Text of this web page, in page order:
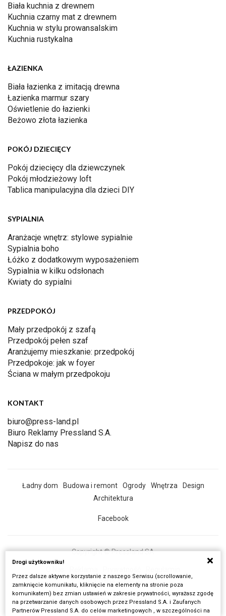
Biała kuchnia z drewnem
Kuchnia czarny mat z drewnem
Kuchnia w stylu prowansalskim
Kuchnia rustykalna
ŁAZIENKA
Biała łazienka z imitacją drewna
Łazienka marmur szary
Oświetlenie do łazienki
Beżowo złota łazienka
POKÓJ DZIECIĘCY
Pokój dziecięcy dla dziewczynek
Pokój młodzieżowy loft
Tablica manipulacyjna dla dzieci DIY
SYPIALNIA
Aranżacje wnętrz: stylowe sypialnie
Sypialnia boho
Łóżko z dodatkowym wyposażeniem
Sypialnia w kilku odsłonach
Kwiaty do sypialni
PRZEDPOKÓJ
Mały przedpokój z szafą
Przedpokój pełen szaf
Aranżujemy mieszkanie: przedpokój
Przedpokoje: jak w foyer
Ściana w małym przedpokoju
KONTAKT
biuro@press-land.pl
Biuro Reklamy Pressland S.A.
Napisz do nas
Ładny dom Budowa i remont Ogrody Wnętrza
Design
Architektura
Facebook
Copyright © Pressland SA
Wszystkie artykuły
Realizacja: Fancybox.pl
Drogi użytkowniku!
Przez dalsze aktywne korzystanie z naszego Serwisu (scrollowanie,
zamknięcie komunikatu, kliknięcie na elementy na stronie poza
komunikatem) bez zmian ustawień w zakresie prywatności, wyrażasz zgodę
na przetwarzanie danych osobowych przez Pressland S.A. i Zaufanych
Partnerów Pressland S.A. do celów marketingowych , w szczególności na